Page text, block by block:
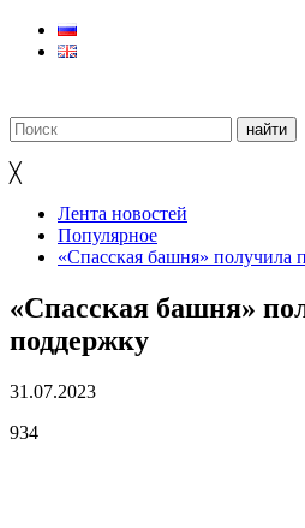
╳
Лента новостей
Популярное
«Спасская башня» получила
«Спасская башня»
поддержку
31.07.2023
934